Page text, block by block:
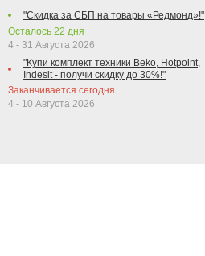
"Скидка за СБП на товары «Редмонд»!"
Осталось 22 дня
4 - 31 Августа 2026
"Купи комплект техники Beko, Hotpoint,
Indesit - получи скидку до 30%!"
Заканчивается сегодня
4 - 10 Августа 2026